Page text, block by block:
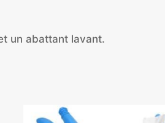
un abattant lavant.